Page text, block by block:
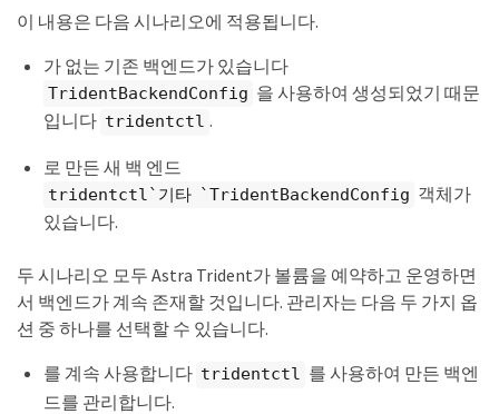
이 내용은 다음 시나리오에 적용됩니다.
가 없는 기존 백엔드가 있습니다
TridentBackendConfig 을 사용하여 생성되었기 때문
입니다 tridentctl .
로 만든 새 백 엔드
tridentctl`기타 `TridentBackendConfig 객체가
있습니다.
두 시나리오 모두 Astra Trident가 볼륨을 예약하고 운영하면
서 백엔드가 계속 존재할 것입니다. 관리자는 다음 두 가지 옵
션 중 하나를 선택할 수 있습니다.
를 계속 사용합니다 tridentctl 를 사용하여 만든 백엔
드를 관리합니다.